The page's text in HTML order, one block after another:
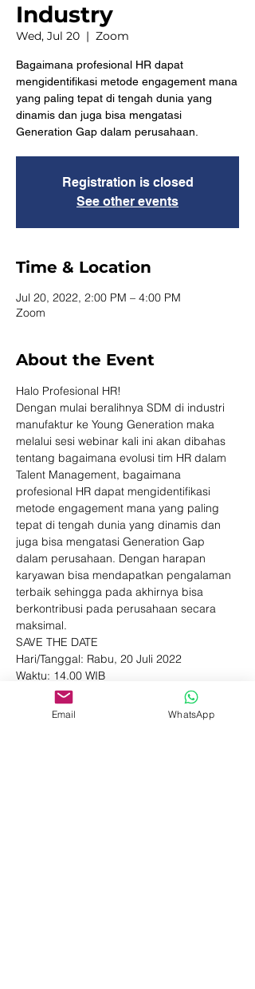
Industry
Wed, Jul 20
  |
Zoom
Bagaimana profesional HR dapat
mengidentifikasi metode engagement mana
yang paling tepat di tengah dunia yang
dinamis dan juga bisa mengatasi
Generation Gap dalam perusahaan.
Registration is closed
See other events
Time & Location
Jul 20, 2022, 2:00 PM – 4:00 PM
Zoom
About the Event
Halo Profesional HR!
Dengan mulai beralihnya SDM di industri
manufaktur ke Young Generation maka
melalui sesi webinar kali ini akan dibahas
tentang bagaimana evolusi tim HR dalam
Talent Management, bagaimana
profesional HR dapat mengidentifikasi
metode engagement mana yang paling
tepat di tengah dunia yang dinamis dan
juga bisa mengatasi Generation Gap
dalam perusahaan. Dengan harapan
karyawan bisa mendapatkan pengalaman
terbaik sehingga pada akhirnya bisa
berkontribusi pada perusahaan secara
maksimal.
SAVE THE DATE
Hari/Tanggal: Rabu, 20 Juli 2022
Waktu: 14.00 WIB
Platform: ZOOM
Read More >
Email WhatsApp